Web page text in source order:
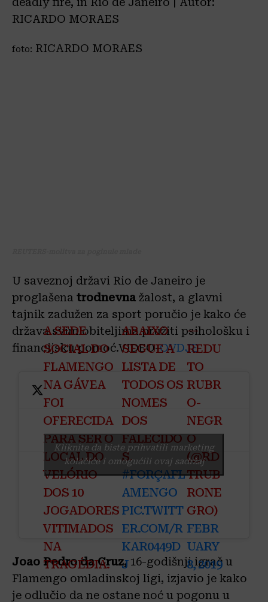
foto: RICARDO MORAES
U saveznoj državi Rio de Janeiro je
proglašena trodnevna žalost, a glavni
tajnik zadužen za sport poručio je kako će
država svim obiteljima pružiti psihološku i
financijsku pomoć.VIDEO-OVDJE
A SEDE
SOCIAL DO
FLAMENGO
NA GÁVEA
FOI
OFERECIDA
PARA SER O
LOCAL DO
VELÓRIO
DOS 10
JOGADORES
VITIMADOS
NA
TRAGÉDIA.
ABAIXO
SEGUE A
LISTA DE
TODOS OS
NOMES
DOS
FALECIDO
S.
#FORÇAFL
AMENGO
PIC.TWITT
ER.COM/R
KAR0449D
J
—
REDU
TO
RUBR
O-
NEGR
O
(@RD
TRUB
RONE
GRO)
FEBR
UARY
8, 2019
Kliknite da biste prihvatili marketing
kolačiće i omogućili ovaj sadržaj
Joao Pedro da Cruz,16-godišnji igrač u
Flamengo omladinskoj ligi, izjavio je kako
je odlučio da ne ostane noć u pogonu u